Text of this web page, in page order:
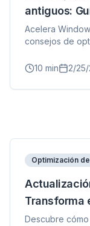
antiguos:
Acelera
consejos de
10 min 2/
Optimización
Transforma
antiguo
Descubre cómo